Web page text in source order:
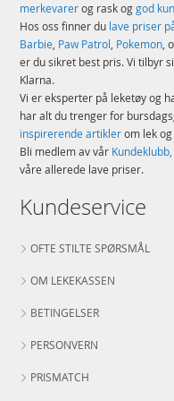
merkevarerog rask oggod
Hos oss finner du lave priser
Barbie, Paw Patrol, Pokemon,
er du sikret best pris. Vi tilbyr
Klarna.
Vi er eksperter på leketøy og
har alt du trenger for
inspirerende artiklerom lek
Bli medlem av vår
våre allerede lave priser.
Kundeservice
OFTE STILTE SPØRSMÅL
OM LEKEKASSEN
BETINGELSER
PERSONVERN
PRISMATCH